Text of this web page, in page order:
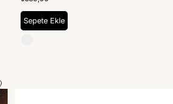
Sepete Ekle